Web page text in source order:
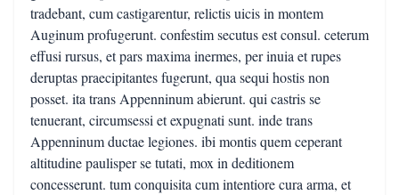
tradebant, cum castigarentur, relictis uicis in montem
Auginum profugerunt. confestim secutus est consul. ceterum
effusi rursus, et pars maxima inermes, per inuia et rupes
deruptas praecipitantes fugerunt, qua sequi hostis non
posset. ita trans Appenninum abierunt. qui castris se
tenuerant, circumsessi et expugnati sunt. inde trans
Appenninum ductae legiones. ibi montis quem ceperant
altitudine paulisper se tutati, mox in deditionem
concesserunt. tum conquisita cum intentiore cura arma, et